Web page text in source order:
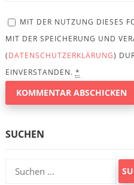
MIT DER NUTZUNG DIESES
MIT DER SPEICHERUNG UND
(DATENSCHUTZERKLÄRUNG)
EINVERSTANDEN. *
SUCHEN
Suchen
nach: